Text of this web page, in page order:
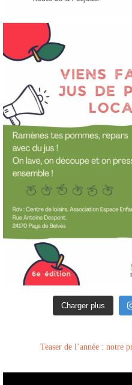
Charger plus
Teaser de l’année : notre